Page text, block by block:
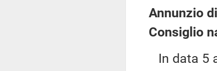
Annunzio
Consiglio
In data 5